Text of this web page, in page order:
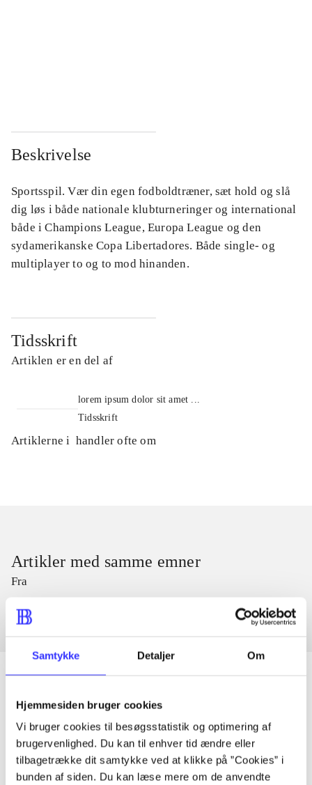
Samtykke Detaljer Om
Hjemmesiden bruger cookies
Vi bruger cookies til besøgsstatistik og optimering af
brugervenlighed. Du kan til enhver tid ændre eller
tilbagetrække dit samtykke ved at klikke på ”Cookies” i
bunden af siden. Du kan læse mere om de anvendte
Beskrivelse
Sportsspil. Vær din egen fodboldtræner, sæt hold og slå
dig løs i både nationale klubturneringer og international
både i Champions League, Europa League og den
sydamerikanske Copa Libertadores. Både single- og
multiplayer to og to mod hinanden.
Tidsskrift
Artiklen er en del af
lorem ipsum dolor sit amet ...
Tidsskrift
Artiklerne i handler ofte om
Artikler med samme emner
Fra
Artikler
Alle registrerede artikler fordelt på udgivelser
...